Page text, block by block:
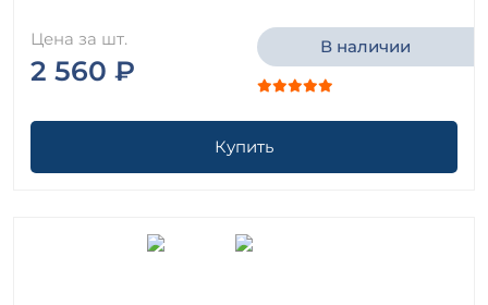
Цена за шт.
2 560 ₽
В наличии
Купить